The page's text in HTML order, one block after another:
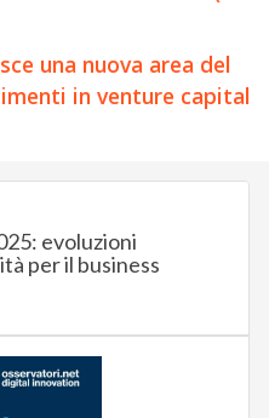
una nuova area del
in venture capital
evoluzioni
per il business